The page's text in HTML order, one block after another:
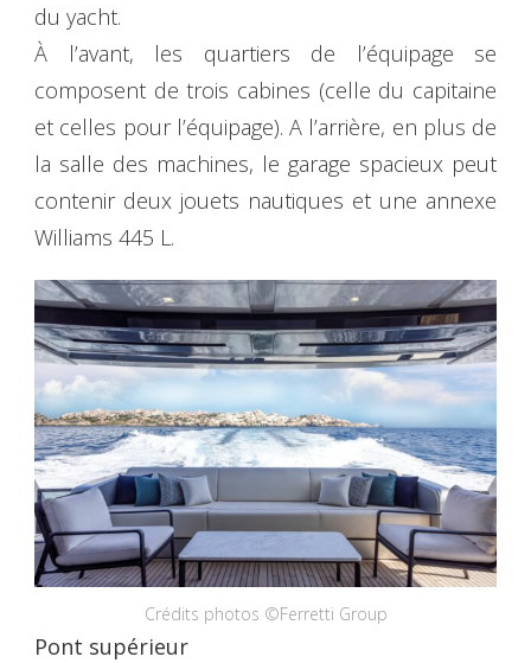
du yacht.
À l’avant, les quartiers de l’équipage se
composent de trois cabines (celle du capitaine
et celles pour l’équipage). A l’arrière, en plus de
la salle des machines, le garage spacieux peut
contenir deux jouets nautiques et une annexe
Williams 445 L.
Crédits photos ©Ferretti Group
Pont supérieur